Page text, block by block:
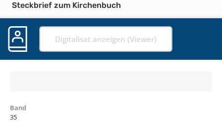
Steckbrief zum Kirchenbuch
Digitalisat anzeigen (Viewer)
Band
35